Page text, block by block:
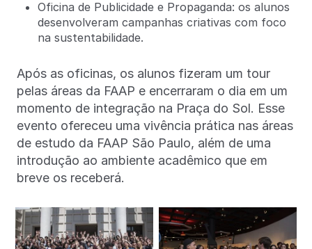
Oficina de Publicidade e Propaganda: os alunos
desenvolveram campanhas criativas com foco
na sustentabilidade.
Após as oficinas, os alunos fizeram um tour
pelas áreas da FAAP e encerraram o dia em um
momento de integração na Praça do Sol. Esse
evento ofereceu uma vivência prática nas áreas
de estudo da FAAP São Paulo, além de uma
introdução ao ambiente acadêmico que em
breve os receberá.